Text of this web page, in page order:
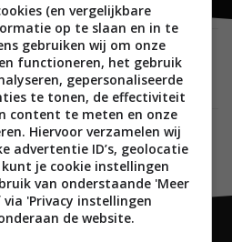
PROJECTORS 12 MEI 2023
nieuwe 4K-projectoren W2710i en
(en vergelijkbare
op te slaan en in te
gebruiken wij om onze
functioneren, het gebruik
gepersonaliseerde
te tonen, de effectiviteit
content te meten en onze
Hiervoor verzamelen wij
advertentie ID’s, geolocatie
je cookie instellingen
van onderstaande 'Meer
'Privacy instellingen
de website.